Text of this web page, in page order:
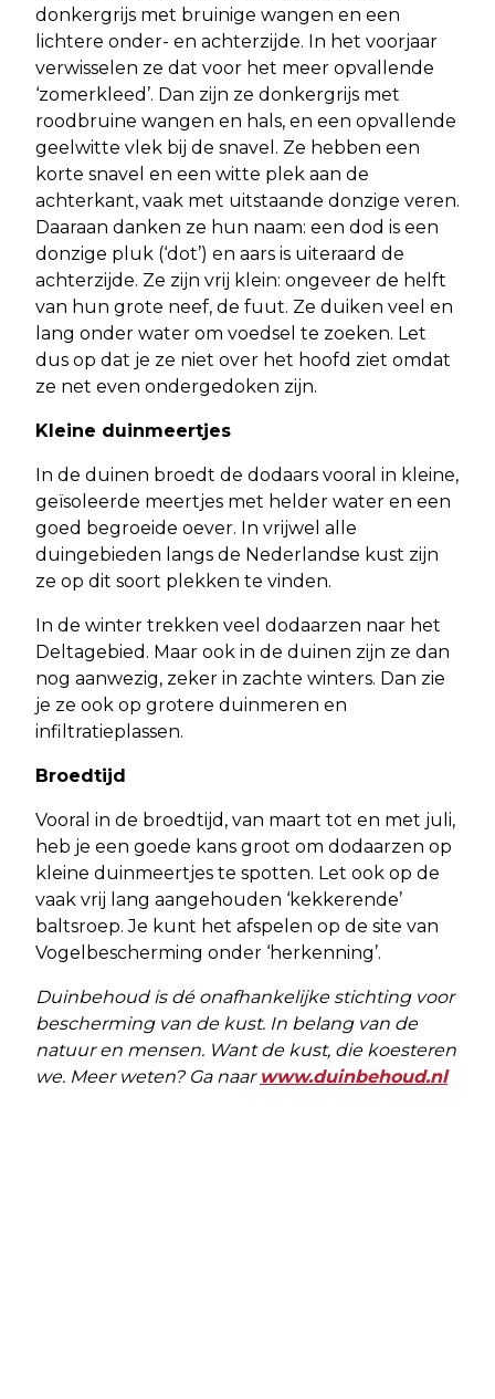
donkergrijs met bruinige wangen en een
lichtere onder- en achterzijde. In het voorjaar
verwisselen ze dat voor het meer opvallende
‘zomerkleed’. Dan zijn ze donkergrijs met
roodbruine wangen en hals, en een opvallende
geelwitte vlek bij de snavel. Ze hebben een
korte snavel en een witte plek aan de
achterkant, vaak met uitstaande donzige veren.
Daaraan danken ze hun naam: een dod is een
donzige pluk (‘dot’) en aars is uiteraard de
achterzijde. Ze zijn vrij klein: ongeveer de helft
van hun grote neef, de fuut. Ze duiken veel en
lang onder water om voedsel te zoeken. Let
dus op dat je ze niet over het hoofd ziet omdat
ze net even ondergedoken zijn.
Kleine duinmeertjes
In de duinen broedt de dodaars vooral in kleine,
geïsoleerde meertjes met helder water en een
goed begroeide oever. In vrijwel alle
duingebieden langs de Nederlandse kust zijn
ze op dit soort plekken te vinden.
In de winter trekken veel dodaarzen naar het
Deltagebied. Maar ook in de duinen zijn ze dan
nog aanwezig, zeker in zachte winters. Dan zie
je ze ook op grotere duinmeren en
infiltratieplassen.
Broedtijd
Vooral in de broedtijd, van maart tot en met juli,
heb je een goede kans groot om dodaarzen op
kleine duinmeertjes te spotten. Let ook op de
vaak vrij lang aangehouden ‘kekkerende’
baltsroep. Je kunt het afspelen op de site van
Vogelbescherming onder ‘herkenning’.
Duinbehoud is dé onafhankelijke stichting voor
bescherming van de kust. In belang van de
natuur en mensen. Want de kust, die koesteren
we. Meer weten? Ga naar www.duinbehoud.nl